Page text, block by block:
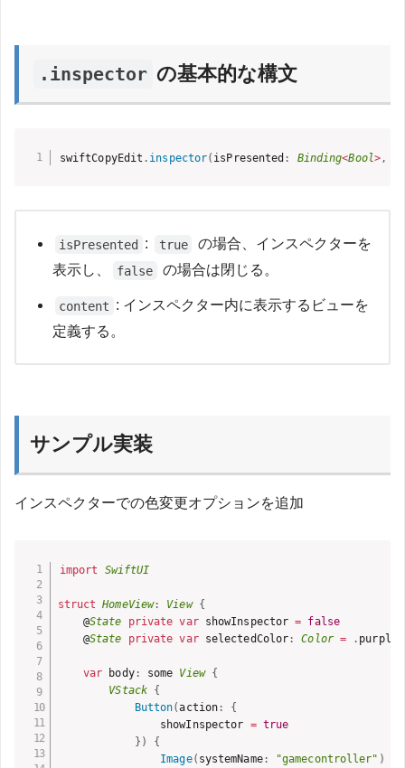
.inspector の基本的な構文
swiftCopyEdit . inspector( isPresented : Binding<Bool>,
isPresented : true
の場合、インスペクターを
表示し、
false の場合は閉じる。
content : インスペクター内に表示するビューを
定義する。
サンプル実装
インスペクターでの色変更オプションを追加
import SwiftUI
struct HomeView: View {
    @
State private var showInspector = false
    @
State private var selectedColor : Color = . purple
var body: some View {
VStack {
Button(action :
{
                showInspector
= true
} )
{
Image( systemName: "gamecontroller" )